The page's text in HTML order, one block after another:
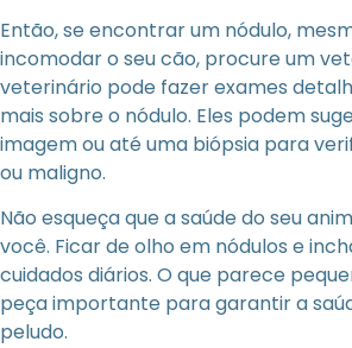
Então, se encontrar um nódulo,
incomodar o seu cão, procure um
veterinário pode fazer exames
mais sobre o nódulo. Eles podem
imagem ou até uma biópsia para
ou maligno.
Não esqueça que a saúde do seu
você. Ficar de olho em nódulos e
cuidados diários. O que parece
peça importante para garantir a
peludo.